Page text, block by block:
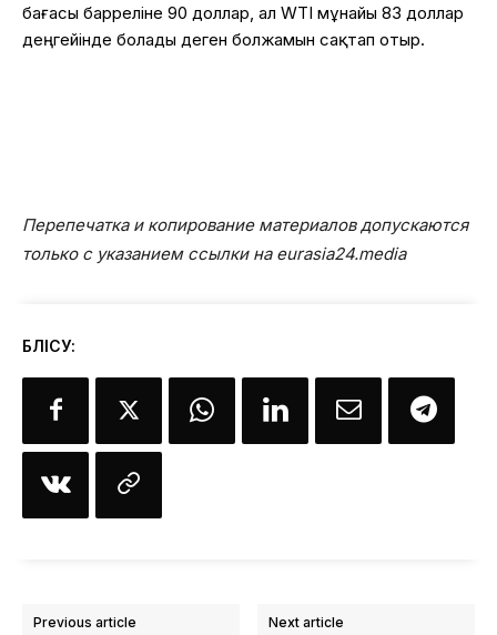
бағасы барреліне 90 доллар, ал WTI мұнайы 83 доллар
деңгейінде болады деген болжамын сақтап отыр.
Перепечатка и копирование материалов допускаются
только с указанием ссылки на eurasia24.media
БӨЛІСУ:
Previous article Next article